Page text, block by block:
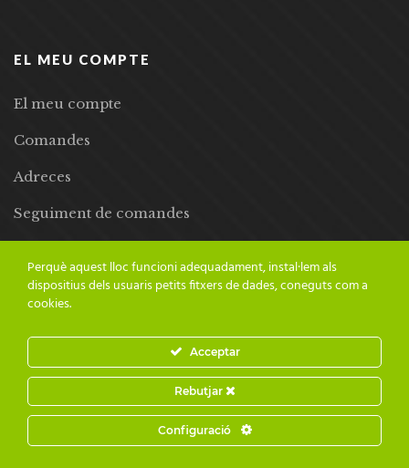
EL MEU COMPTE
El meu compte
Comandes
Adreces
Seguiment de comandes
© 2024 Adesiara Editorial | Tots els drets reservats | Preus amb
IVA inclòs |Grademorphic
Perquè aquest lloc funcioni adequadament, instal·lem als
dispositius dels usuaris petits fitxers de dades, coneguts com a
cookies.
Acceptar
Rebutjar
Configuració